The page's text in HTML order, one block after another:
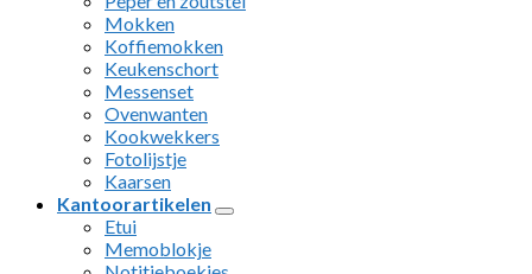
Mokken
Koffiemokken
Keukenschort
Messenset
Ovenwanten
Kookwekkers
Fotolijstje
Kaarsen
Kantoorartikelen
Etui
Memoblokje